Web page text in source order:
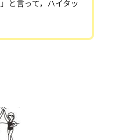
と言って，ハイタッ